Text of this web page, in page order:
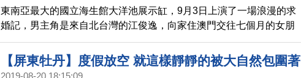
東南亞最大的國立海生館大洋池展示缸，9月3日上演了一場浪漫的求
婚記，男主角是來自北台灣的江俊逸，向家住澳門交往七個月的女朋
友當眾示愛，跪地求婚，女主角感動萬分點頭答應，在民眾的祝福聲
中，雙雙訂下這輩子最重要的誓言，也為媒婆海生館添加第十四對求
婚成功的記錄。
【屏東牡丹】度假放空 就這樣靜靜的被大自然包圍著